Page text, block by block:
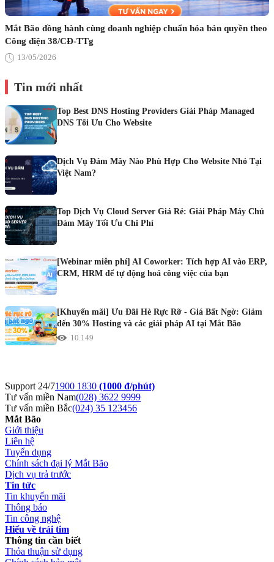
Mắt Bão đồng hành cùng doanh nghiệp chuẩn hóa bản quyền theo
Công điện 38/CĐ-TTg
13/05/2026
Tin mới nhất
Top Best DNS Hosting Providers Giải Pháp Managed
DNS Tối Ưu Cho Website
Dịch Vụ Đám Mây Nào Phù Hợp Cho Website Nhỏ Tại
Việt Nam?
Top Dịch Vụ Cloud Server Giá Rẻ: Giải Pháp Máy Chủ
Đám Mây Tối Ưu Chi Phí
[Webinar miễn phí] AI Coworker: Tích hợp AI vào ERP,
CRM, HRM để tự động hoá công việc của bạn
[Khuyến mãi] Ưu Đãi Hè Rực Rỡ - Giá Bất Ngờ: Giảm
đến 30% Hosting và các giải pháp AI tại Mắt Bão
10.149
Support 24/71900 1830 (1000 đ/phút)
Tư vấn miền Nam(028) 3622 9999
Tư vấn miền Bắc(024) 35 123456
Mắt Bão
Giới thiệu
Liên hệ
Tuyển dụng
Chính sách đại lý Mắt Bão
Dịch vụ trả trước
Tin tức
Tin khuyến mãi
Thông báo
Tin công nghệ
Hiểu về trái tim
Thông tin cần biết
Thỏa thuận sử dụng